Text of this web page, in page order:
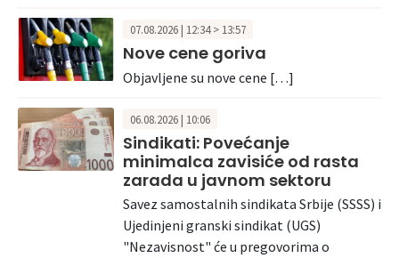
07.08.2026 | 12:34 > 13:57
Nove cene goriva
Objavljene su nove cene […]
06.08.2026 | 10:06
Sindikati: Povećanje
minimalca zavisiće od rasta
zarada u javnom sektoru
Savez samostalnih sindikata Srbije (SSSS) i
Ujedinjeni granski sindikat (UGS)
"Nezavisnost" će u pregovorima o